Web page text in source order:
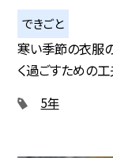
できごと
寒い季節の衣服
く過ごすための
5年